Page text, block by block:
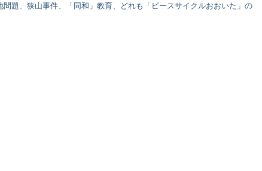
題、狭山事件、「同和」教育、どれも「ピースサイクルおおいた」の